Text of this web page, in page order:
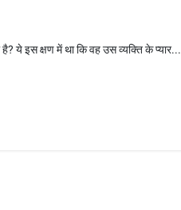
ये इस क्षण में था कि वह उस व्यक्ति के प्यार...